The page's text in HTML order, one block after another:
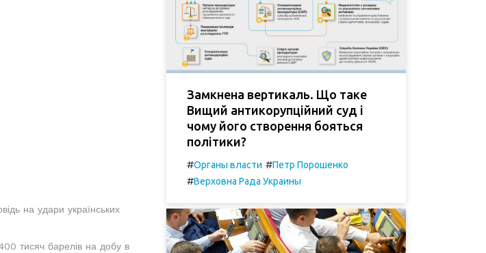
на удари українських
тисяч барелів на добу в
Замкнена вертикаль. Що таке
Вищий антикорупційний суд і
чому його створення бояться
політики?
#Органы власти #Петр Порошенко
#Верховна Рада Украины